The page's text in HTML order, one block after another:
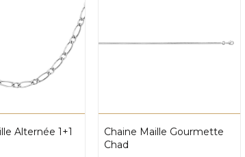
Alternée 1+1
Chaine Maille Gourmette
Chad